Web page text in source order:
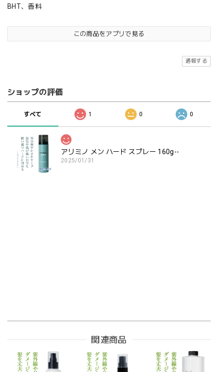
BHT、香料
この商品をアプリで見る
通報する
ショップの評価
すべて 1 0 0
アリミノ メン ハード スプレー 160g--
2025/01/31
関連商品